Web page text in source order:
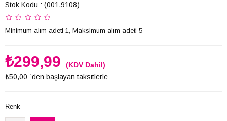
Stok Kodu (001.9108)
Minimum alım adeti 1, Maksimum alım adeti 5
₺299,99
(KDV Dahil)
₺50,00 `den başlayan taksitlerle
Renk